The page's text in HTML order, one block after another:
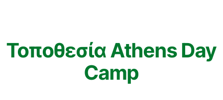
Τοποθεσία Athens Day
Camp